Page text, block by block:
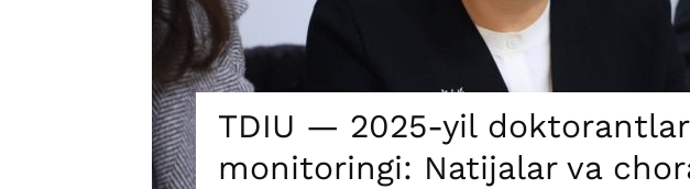
TDIU — 2025-yil
monitoringi: Natijalar va